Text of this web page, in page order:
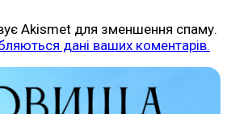
Akismet для зменшення спаму.
дані ваших коментарів.